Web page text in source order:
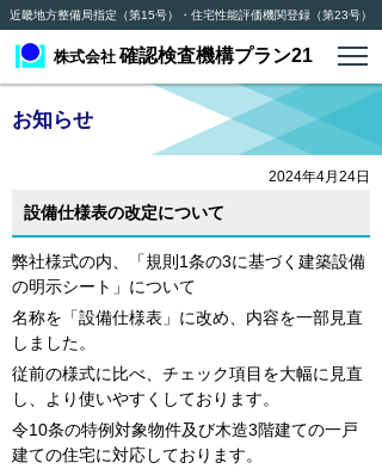
株式会社 確認検査機構プラン21
近畿地方整備局指定（第15号）・住宅性能評価機関登録（第23号）
お知らせ
2024年4月24日
設備仕様表の改定について
弊社様式の内、「規則1条の3に基づく建築設備
の明示シート」について
名称を「設備仕様表」に改め、内容を一部見直
しました。
従前の様式に比べ、チェック項目を大幅に見直
し、より使いやすくしております。
令10条の特例対象物件及び木造3階建ての一戸
建ての住宅に対応しております。